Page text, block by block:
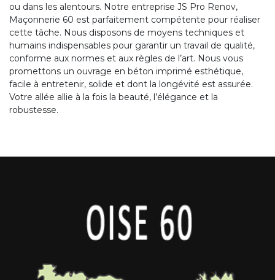
ou dans les alentours. Notre entreprise JS Pro Renov,
Maçonnerie 60 est parfaitement compétente pour réaliser
cette tâche. Nous disposons de moyens techniques et
humains indispensables pour garantir un travail de qualité,
conforme aux normes et aux règles de l’art. Nous vous
promettons un ouvrage en béton imprimé esthétique,
facile à entretenir, solide et dont la longévité est assurée.
Votre allée allie à la fois la beauté, l’élégance et la
robustesse.